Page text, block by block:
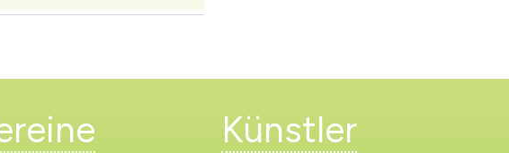
Künstler